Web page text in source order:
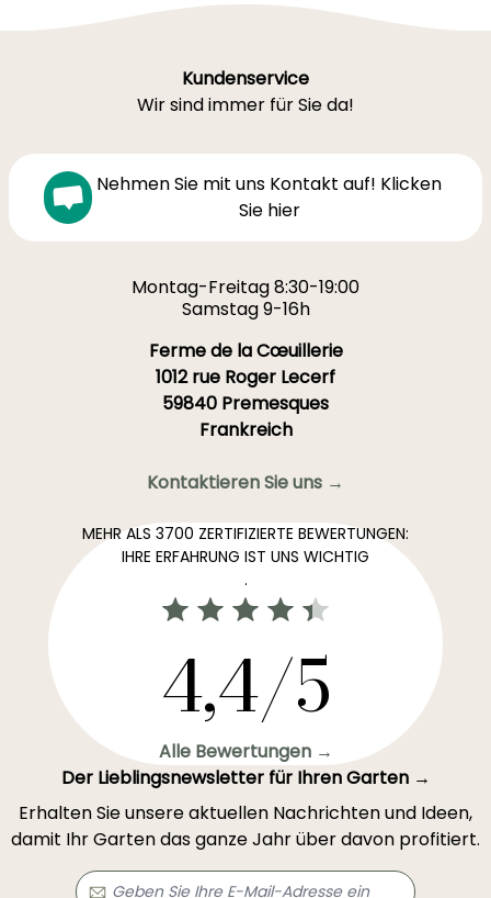
Kundenservice
Wir sind immer für Sie da!
Nehmen Sie mit uns Kontakt auf! Klicken
Sie hier
Montag-Freitag 8:30-19:00
Samstag 9-16h
Ferme de la Cœuillerie
1012 rue Roger Lecerf
59840 Premesques
Frankreich
Kontaktieren Sie uns →
MEHR ALS 3700 ZERTIFIZIERTE BEWERTUNGEN:
IHRE ERFAHRUNG IST UNS WICHTIG
.
4,4/5
Alle Bewertungen →
Der Lieblingsnewsletter für Ihren Garten →
Erhalten Sie unsere aktuellen Nachrichten und Ideen,
damit Ihr Garten das ganze Jahr über davon profitiert.